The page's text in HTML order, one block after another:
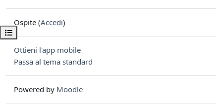
Apri indice del corso
Ospite (Accedi)
Ottieni l'app mobile
Passa al tema standard
Powered by Moodle